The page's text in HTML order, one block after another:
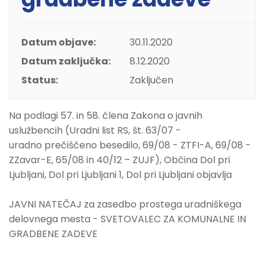
Datum objave:
30.11.2020
Datum zaključka:
8.12.2020
Status:
Zaključen
Na podlagi 57. in 58. člena Zakona o javnih
uslužbencih (Uradni list RS, št. 63/07 -
uradno prečiščeno besedilo, 69/08 - ZTFI-A, 69/08 -
ZZavar-E, 65/08 in 40/12 – ZUJF), Občina Dol pri
Ljubljani, Dol pri Ljubljani 1, Dol pri Ljubljani objavlja
JAVNI NATEČAJ za zasedbo prostega uradniškega
delovnega mesta - SVETOVALEC ZA KOMUNALNE IN
GRADBENE ZADEVE